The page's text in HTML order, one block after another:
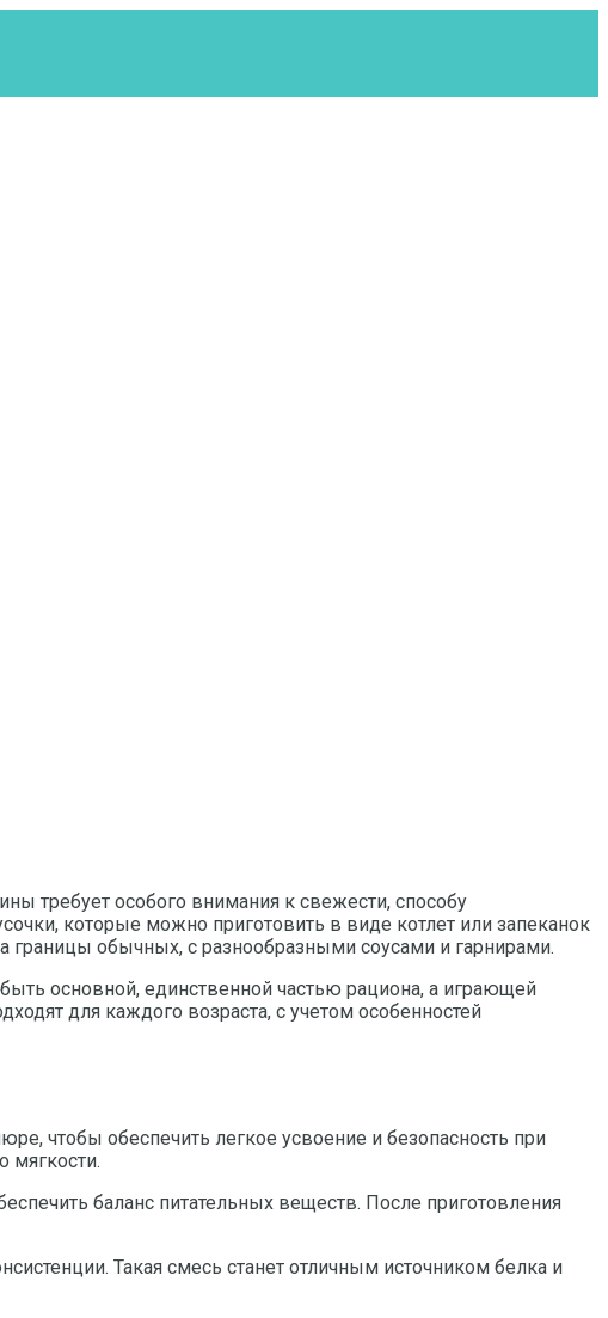
требует особого внимания к свежести, способу
которые можно приготовить в виде котлет или запеканок
обычных, с разнообразными соусами и гарнирами.
основной, единственной частью рациона, а играющей
для каждого возраста, с учетом особенностей
чтобы обеспечить легкое усвоение и безопасность при
мягкости.
баланс питательных веществ. После приготовления
Такая смесь станет отличным источником белка и